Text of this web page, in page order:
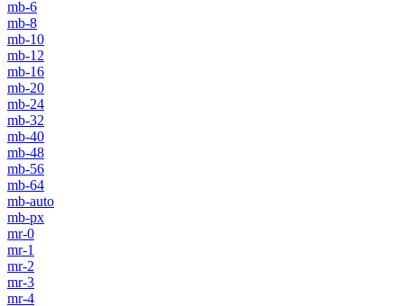
mb-6
mb-8
mb-10
mb-12
mb-16
mb-20
mb-24
mb-32
mb-40
mb-48
mb-56
mb-64
mb-auto
mb-px
mr-0
mr-1
mr-2
mr-3
mr-4